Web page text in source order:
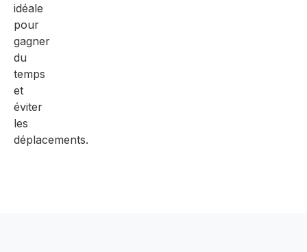
idéale
pour
gagner
du
temps
et
éviter
les
déplacements.